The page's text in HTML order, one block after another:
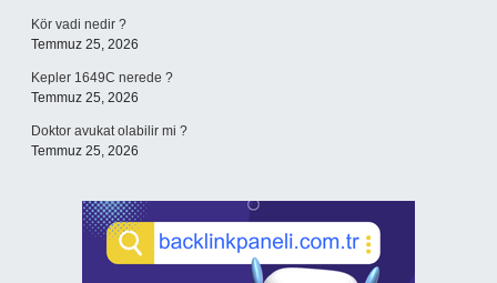
Kör vadi nedir ?
Temmuz 25, 2026
Kepler 1649C nerede ?
Temmuz 25, 2026
Doktor avukat olabilir mi ?
Temmuz 25, 2026